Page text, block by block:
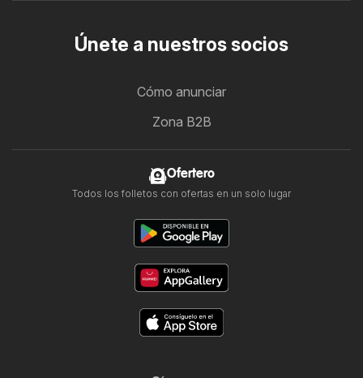
Únete a nuestros socios
Cómo anunciar
Zona B2B
Ofertero
Todos los folletos con ofertas en un solo lugar